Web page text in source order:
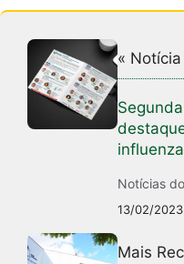
«
Notícias
13/02/2023
Mais